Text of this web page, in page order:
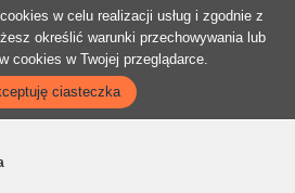
w celu realizacji usług i zgodnie z
określić warunki przechowywania lub
cookies w Twojej przeglądarce.
ciasteczka